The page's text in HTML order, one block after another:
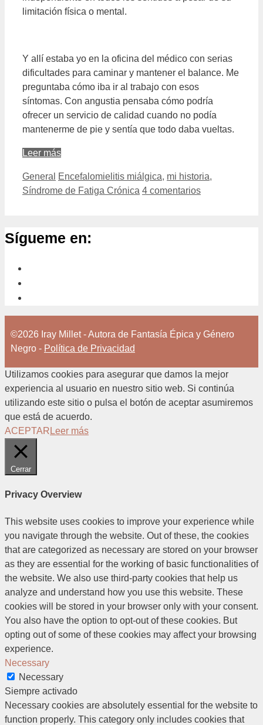
limitación física o mental.
Y allí estaba yo en la oficina del médico con serias
dificultades para caminar y mantener el balance. Me
preguntaba cómo iba ir al trabajo con esos
síntomas. Con angustia pensaba cómo podría
ofrecer un servicio de calidad cuando no podía
mantenerme de pie y sentía que todo daba vueltas.
Leer más
Categorías
General Etiquetas
Encefalomielitis miálgica, mi historia,
Síndrome de Fatiga Crónica 4 comentarios
Sígueme en:
©2026 Iray Millet - Autora de Fantasía Épica y Género
Negro - Política de Privacidad
Utilizamos cookies para asegurar que damos la mejor
experiencia al usuario en nuestro sitio web. Si continúa
utilizando este sitio o pulsa el botón de aceptar asumiremos
que está de acuerdo.
ACEPTAR Leer más
Cerrar
Privacy Overview
This website uses cookies to improve your experience while
you navigate through the website. Out of these, the cookies
that are categorized as necessary are stored on your browser
as they are essential for the working of basic functionalities of
the website. We also use third-party cookies that help us
analyze and understand how you use this website. These
cookies will be stored in your browser only with your consent.
You also have the option to opt-out of these cookies. But
opting out of some of these cookies may affect your browsing
experience.
Necessary
Necessary
Siempre activado
Necessary cookies are absolutely essential for the website to
function properly. This category only includes cookies that